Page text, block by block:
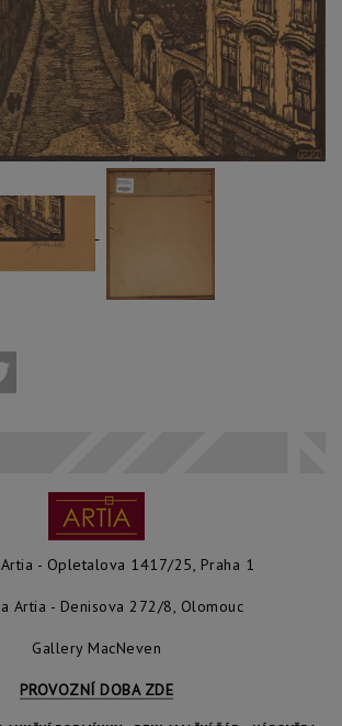
- Opletalova 1417/25, Praha 1
Artia - Denisova 272/8, Olomouc
Gallery MacNeven
PROVOZNÍ DOBA ZDE